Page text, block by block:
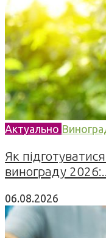
Актуально
Як
винограду 2026:...
06.08.2026